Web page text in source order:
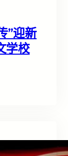
”迎新
学校